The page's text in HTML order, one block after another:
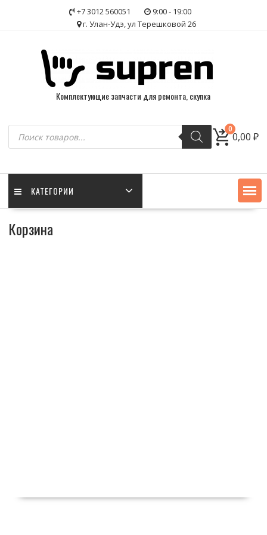
+7 3012 560051
9:00 - 19:00
г. Улан-Удэ, ул Терешковой 26
Комплектующие запчасти для ремонта, скупка
Поиск
товаров
0
0,00₽
КАТЕГОРИИ
Корзина